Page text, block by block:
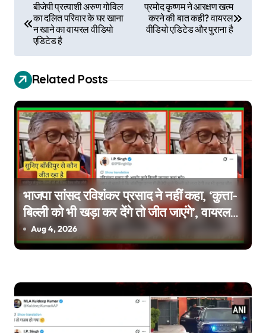
s
t
n
a
v
i
g
a
t
o
n
बीजेपी प्रत्याशी अरुण गोविल
का दलित परिवार के घर खाना
न खाने का वायरल वीडियो
एडिटेड है
प्रमोद कृष्णम ने आरक्षण खत्म
करने की बात कही? वायरल
वीडियो एडिटेड और पुराना है
Related Posts
भाजपा सांसद रविशंकर प्रसाद ने नहीं कहा, ‘कुत्ता-
बिल्ली को भी खड़ा कर देंगे तो जीत जाएंगे’, वायरल
वीडियो एडिटेड है
Aug 4, 2026